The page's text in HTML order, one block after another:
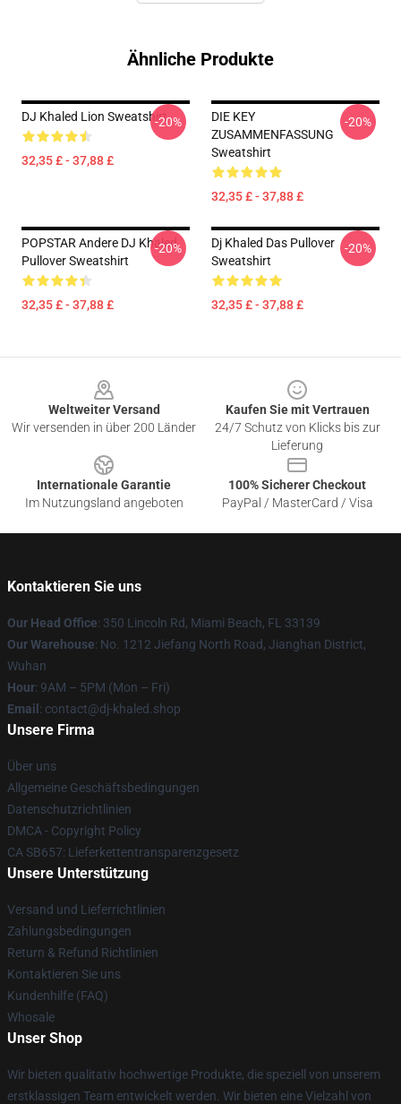
Ähnliche Produkte
DJ Khaled Lion Sweatshirt
32,35 £ - 37,88 £
-20%
DIE KEY
ZUSAMMENFASSUNG
Sweatshirt
32,35 £ - 37,88 £
-20%
POPSTAR Andere DJ Khaled
Pullover Sweatshirt
32,35 £ - 37,88 £
-20%
Dj Khaled Das Pullover
Sweatshirt
32,35 £ - 37,88 £
-20%
Weltweiter Versand
Wir versenden in über 200 Länder
Kaufen Sie mit Vertrauen
24/7 Schutz von Klicks bis zur
Lieferung
Internationale Garantie
Im Nutzungsland angeboten
100% Sicherer Checkout
PayPal / MasterCard / Visa
Kontaktieren Sie uns
Our Head Office: 350 Lincoln Rd, Miami Beach, FL 33139
Our Warehouse: No. 1212 Jiefang North Road, Jianghan District,
Wuhan
Hour: 9AM – 5PM (Mon – Fri)
Email : contact@dj-khaled.shop
Unsere Firma
Über uns
Allgemeine Geschäftsbedingungen
Datenschutzrichtlinien
DMCA - Copyright Policy
CA SB657: Lieferkettentransparenzgesetz
Unsere Unterstützung
Versand und Lieferrichtlinien
Zahlungsbedingungen
Return & Refund Richtlinien
Kontaktieren Sie uns
Kundenhilfe (FAQ)
Whosale
Unser Shop
Wir bieten qualitativ hochwertige Produkte, die speziell von unserem
erstklassigen Team entwickelt werden. Wir bieten eine Vielzahl von